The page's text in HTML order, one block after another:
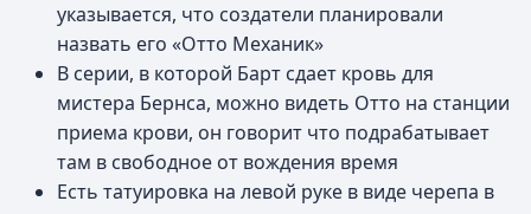
указывается, что создатели планировали
назвать его «Отто Механик»
В серии, в которой Барт сдает кровь для
мистера Бернса, можно видеть Отто на станции
приема крови, он говорит что подрабатывает
там в свободное от вождения время
Есть татуировка на левой руке в виде черепа в